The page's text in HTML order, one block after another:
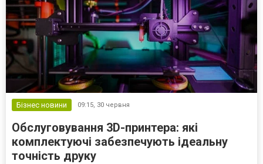
Бізнес новини 09:15, 30 червня
Обслуговування 3D-принтера: які
комплектуючі забезпечують ідеальну
точність друку